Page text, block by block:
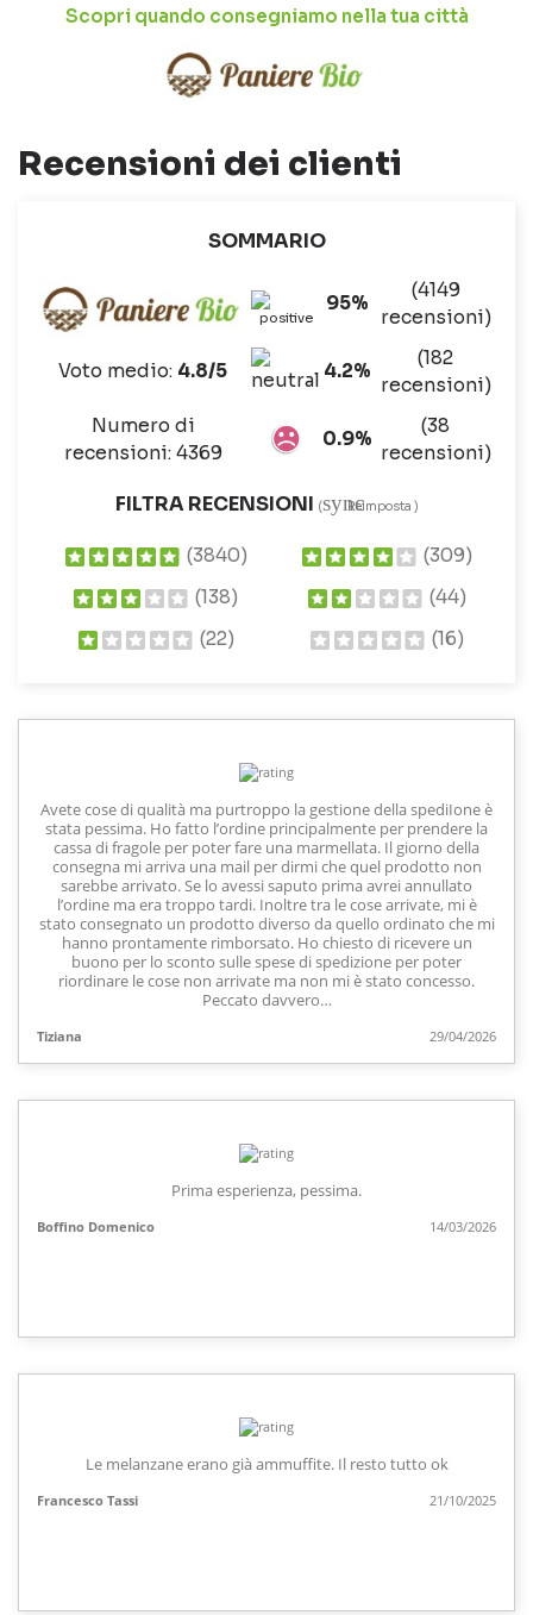
Scopri quando consegniamo nella tua città
Recensioni dei clienti
SOMMARIO
95%
(4149
recensioni)
Voto medio: 4.8/5 4.2%
(182
recensioni)
Numero di
recensioni: 4369
0.9%
(38
recensioni)
FILTRA RECENSIONI (syncReimposta )
(3840)
(309)
(138)
(44)
(22)
(16)
Avete cose di qualità ma purtroppo la gestione della spediIone è
stata pessima. Ho fatto l’ordine principalmente per prendere la
cassa di fragole per poter fare una marmellata. Il giorno della
consegna mi arriva una mail per dirmi che quel prodotto non
sarebbe arrivato. Se lo avessi saputo prima avrei annullato
l’ordine ma era troppo tardi. Inoltre tra le cose arrivate, mi è
stato consegnato un prodotto diverso da quello ordinato che mi
hanno prontamente rimborsato. Ho chiesto di ricevere un
buono per lo sconto sulle spese di spedizione per poter
riordinare le cose non arrivate ma non mi è stato concesso.
Peccato davvero…
Tiziana 29/04/2026
Prima esperienza, pessima.
Boffino Domenico 14/03/2026
Le melanzane erano già ammuffite. Il resto tutto ok
Francesco Tassi 21/10/2025